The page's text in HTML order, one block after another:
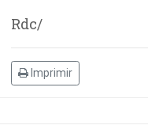
Rdc/
Imprimir